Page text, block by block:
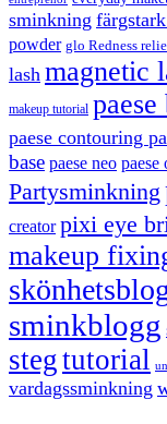
sminkning
powder glo Redness
lash magnetic
makeup tutorial
paese contouring
base paese neo paese
Partysminkning
creator pixi eye
makeup
sminkblogg
stegtutorial
vardagssminkning